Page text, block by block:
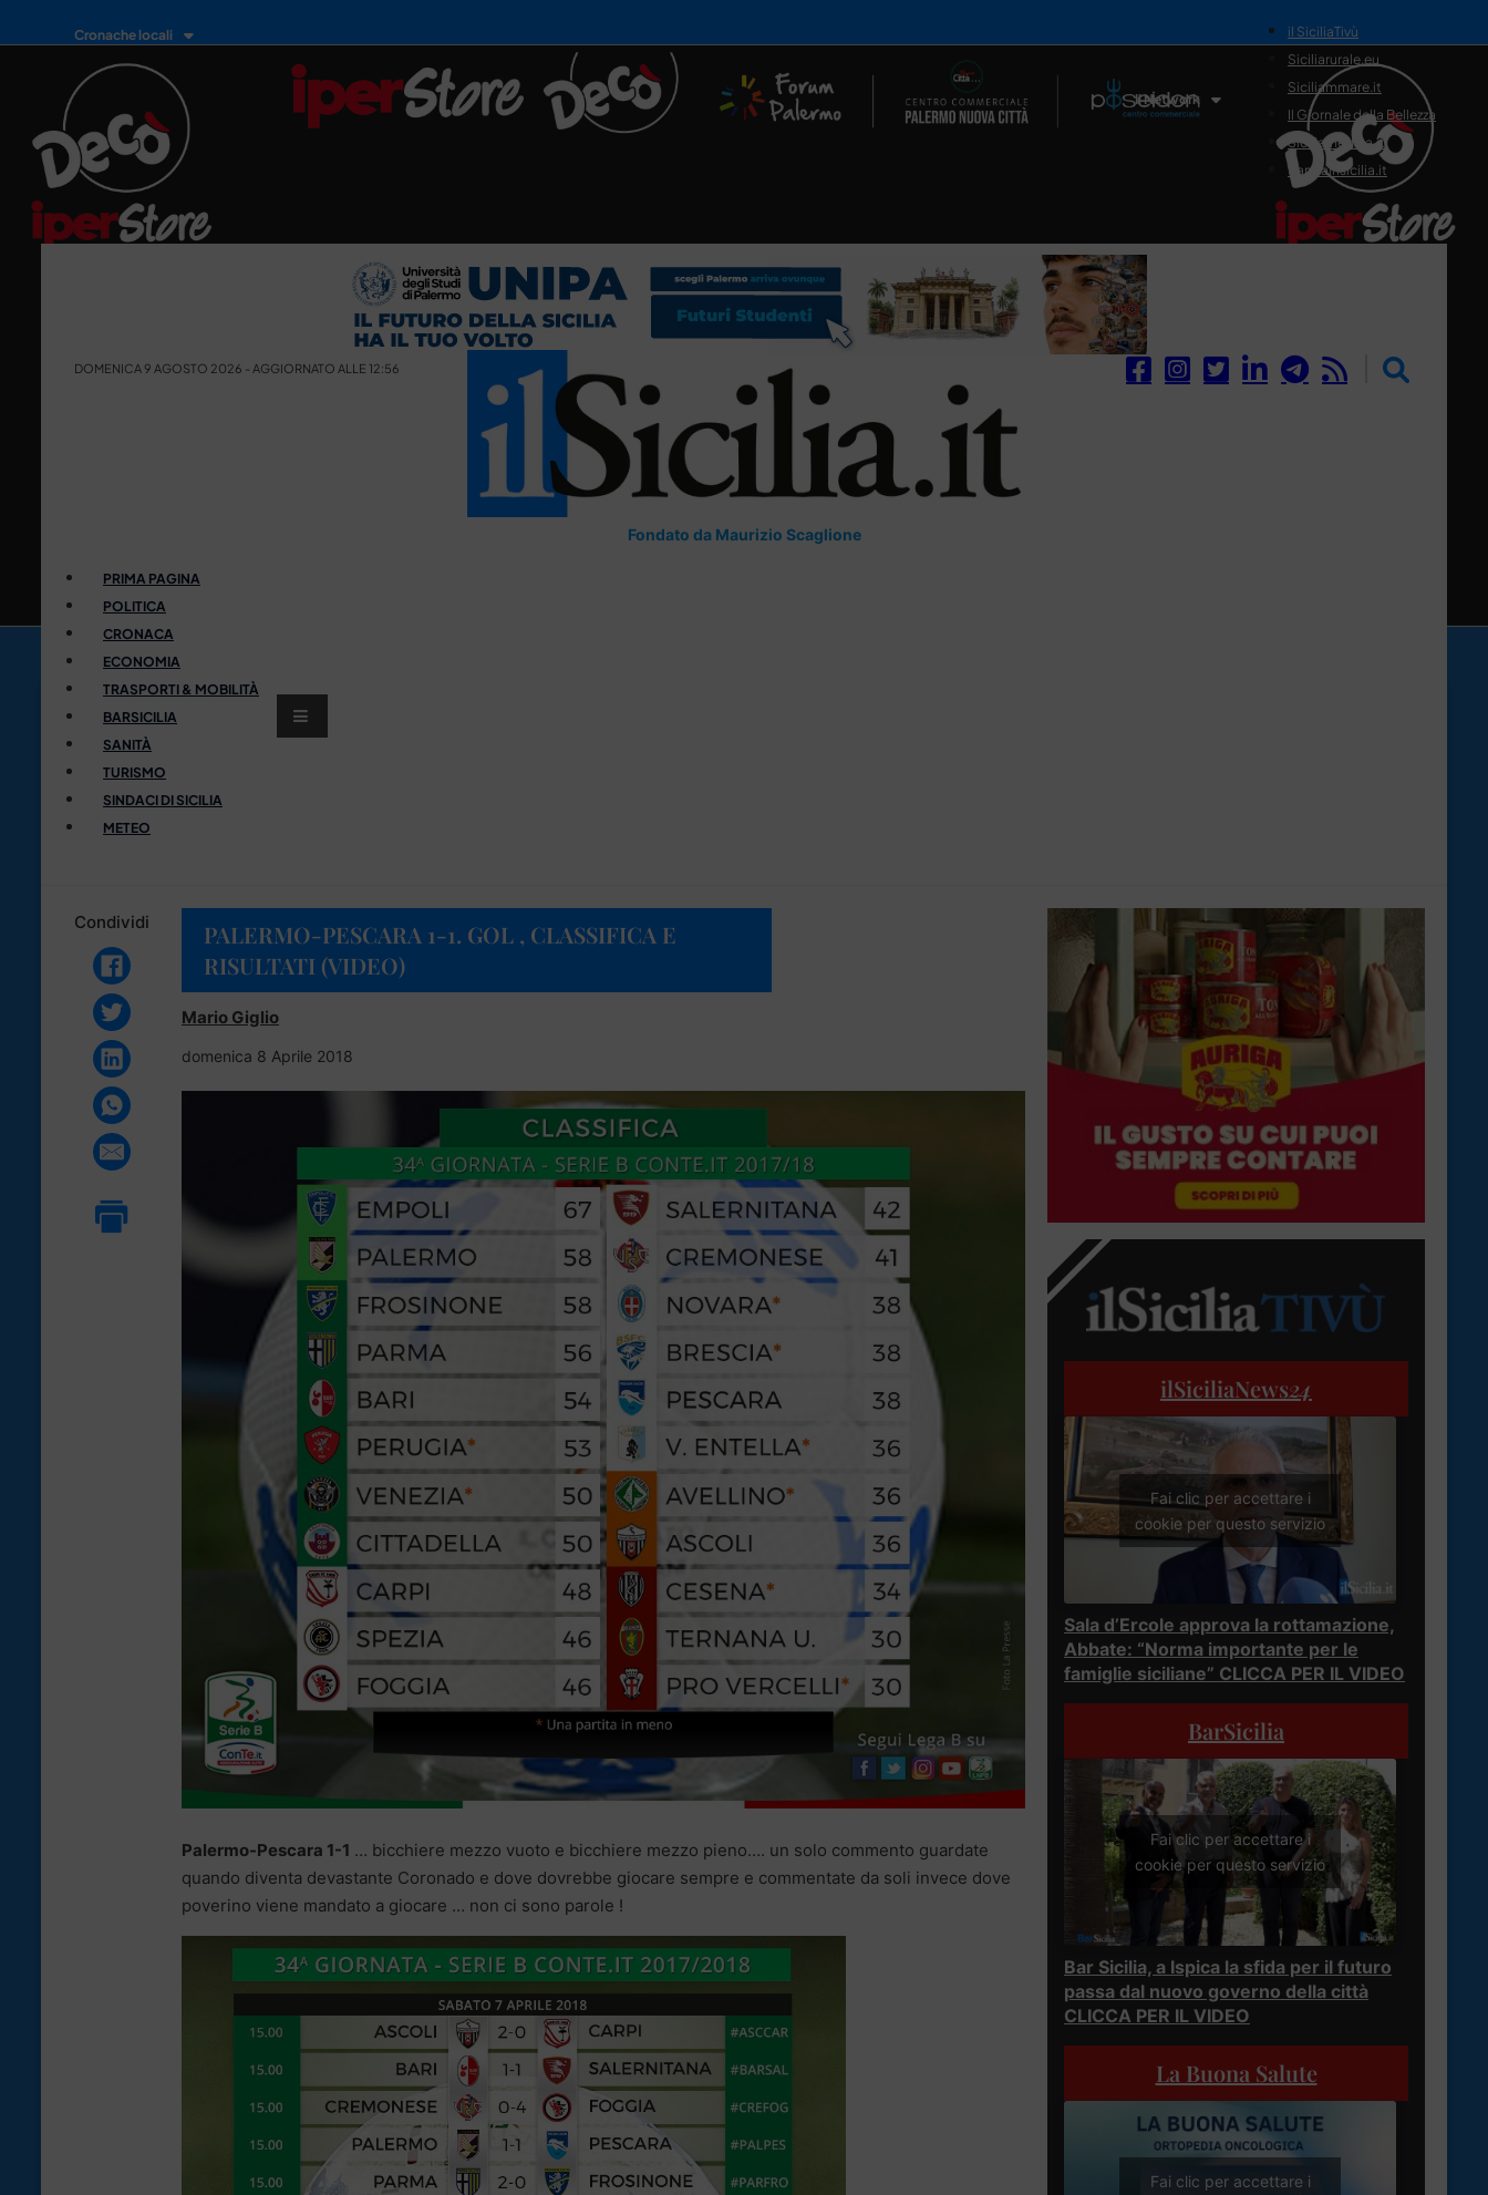
Cronache locali
Il Network
il SiciliaTivù
Siciliarurale.eu
Siciliammare.it
Il Giornale della Bellezza
Siciliamedica.it
Sanitainsicilia.it
DOMENICA 9 AGOSTO 2026 - AGGIORNATO ALLE 12:56
Fondato da Maurizio Scaglione
PRIMA PAGINA
POLITICA
CRONACA
ECONOMIA
TRASPORTI & MOBILITÀ
BARSICILIA
SANITÀ
TURISMO
SINDACI DI SICILIA
METEO
Condividi
PALERMO-PESCARA 1-1. GOL , CLASSIFICA E
RISULTATI (VIDEO)
Mario Giglio
domenica 8 Aprile 2018
Palermo-Pescara 1-1 … bicchiere mezzo vuoto e bicchiere mezzo pieno…. un solo commento guardate
quando diventa devastante Coronado e dove dovrebbe giocare sempre e commentate da soli invece dove
poverino viene mandato a giocare … non ci sono parole !
ilSiciliaNews24
Fai clic per accettare i
cookie per questo servizio
Sala d’Ercole approva la rottamazione,
Abbate: “Norma importante per le
famiglie siciliane” CLICCA PER IL VIDEO
BarSicilia
Fai clic per accettare i
cookie per questo servizio
Bar Sicilia, a Ispica la sfida per il futuro
passa dal nuovo governo della città
CLICCA PER IL VIDEO
La Buona Salute
Fai clic per accettare i